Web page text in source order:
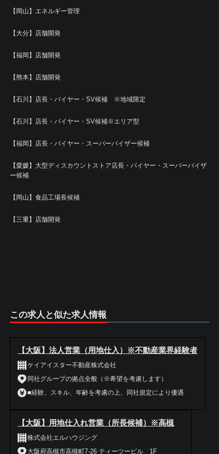
【岡山】エネルギー管理
【大分】店舗開発
【福岡】店舗開発
【熊本】店舗開発
【石川】店長・バイヤー・SV候補 ※地域限定
【石川】店長・バイヤー・SV候補※エリア型
【福岡】店長・バイヤー・スーパーバイザー候補
【愛媛】大型ディスカウントストア店長・バイヤー・スーパーバイザ
ー候補
【岡山】食品工場長候補
【三重】店舗開発
この求人と似た求人情報
【大阪】法人営業（用地仕入）※不動産業界経験者
ケイアイスター不動産株式会社
同社グループの拠点全般（※希望を考慮します）
■経験、スキル、年齢を考慮の上、同社規定により優遇
【大阪】用地仕入れ営業（所長候補）※高槻
株式会社エルハウジング
大阪府高槻市高槻町7-26 ティーツービル 1F